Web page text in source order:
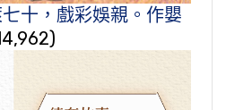
七十，戲彩娛親。作嬰